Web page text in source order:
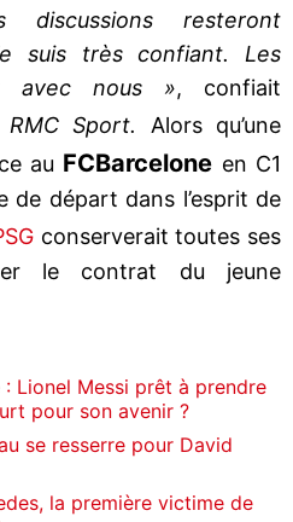
discussions resteront
suis très confiant. Les
avec nous », confiait
RMC Sport.
Alors qu’une
au FCBarcelone en C1
de départ dans l’esprit de
conserverait toutes ses
le contrat du jeune
Lionel Messi prêt à prendre
pour son avenir ?
se resserre pour David
la première victime de